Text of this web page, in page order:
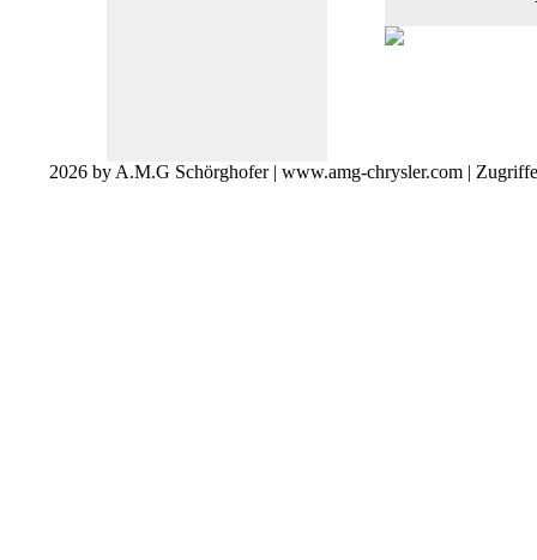
2026 by A.M.G Schörghofer | www.amg-chrysler.com |